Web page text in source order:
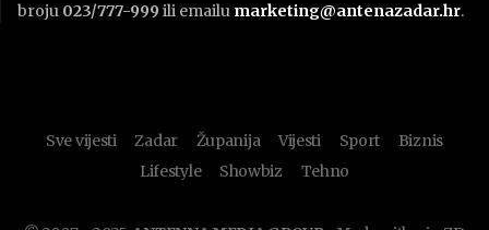
broju 023/777-999 ili emailu marketing@antenazadar.hr.
Sve vijesti Zadar Županija Vijesti Sport
Biznis
Lifestyle
Showbiz Tehno